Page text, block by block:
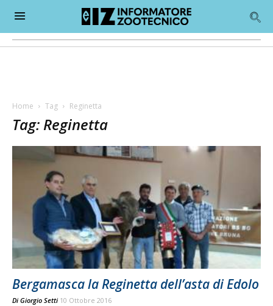
Home Tag Reginetta
Tag: Reginetta
Bergamasca la Reginetta dell’asta di Edolo
Di Giorgio Setti 10 Ottobre 2016